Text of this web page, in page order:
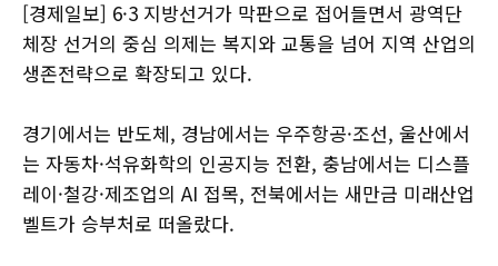
[경제일보] 6·3 지방선거가 막판으로 접어들면서 광역단
체장 선거의 중심 의제는 복지와 교통을 넘어 지역 산업의
생존전략으로 확장되고 있다.
경기에서는 반도체, 경남에서는 우주항공·조선, 울산에서
는 자동차·석유화학의 인공지능 전환, 충남에서는 디스플
레이·철강·제조업의 AI 접목, 전북에서는 새만금 미래산업
벨트가 승부처로 떠올랐다.